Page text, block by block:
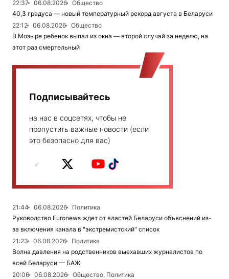
22:37
06.08.2026
Общество
40,3 градуса — новый температурный рекорд августа в Беларуси
22:12
06.08.2026
Общество
В Мозыре ребенок выпал из окна — второй случай за неделю, на
этот раз смертельный
Подписывайтесь
на нас в соцсетях, чтобы не
пропустить важные новости (если
это безопасно для вас)
21:44 06.08.2026
Политика
Руководство Euronews ждет от властей Беларуси объяснений из-
за включения канала в "экстремистский" список
21:23
06.08.2026
Политика
Волна давления на родственников выехавших журналистов по
всей Беларуси — БАЖ
20:06
06.08.2026
Общество, Политика